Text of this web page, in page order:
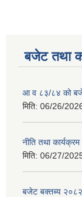
बजेट तथा
आ व ८३/८४ को
मिति: 06/26/
नीति तथा
मिति: 06/27/
बजेट बक्तब्य २०८२